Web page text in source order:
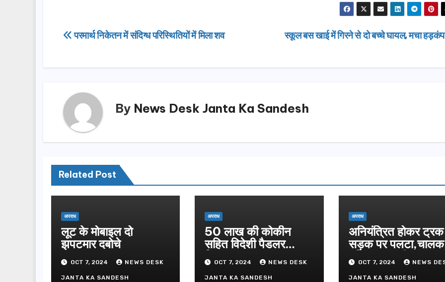
e
o
k
o
o
e
Post
स्कूल बस खाई में गिरने से दो बच्चे घायल, मचा हड़कंप
परमार्थ निकेतन में संदिग्ध परिस्थितियों में मिला शव
By News Desk Janta Ka Sandesh
Related Post
अपराध
लूट के मोबाइल दो
झपटमार दबोचे
OCT 7, 2024 NEWS DESK
JANTA KA SANDESH
अपराध
50 लाख की कोकीन
सहित विदेशी पैडलर
गिफ्तार
OCT 7, 2024 NEWS DESK
JANTA KA SANDESH
अपराध
अनियंत्रित होकर ट्रक
सड़क पर
परिचालक गंभीर
OCT 7, 2024 NEWS
JANTA KA SANDESH
दिल्ली-
से जुड़ी 12
ग्रीनफील्ड
डीएम ने किया